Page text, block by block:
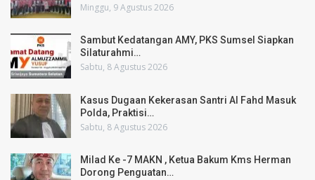
Minggu, 9 Agustus 2026
Sambut Kedatangan AMY, PKS Sumsel Siapkan
Silaturahmi…
Sabtu, 8 Agustus 2026
Kasus Dugaan Kekerasan Santri Al Fahd Masuk
Polda, Praktisi…
Sabtu, 8 Agustus 2026
Milad Ke -7 MAKN , Ketua Bakum Kms Herman
Dorong Penguatan…